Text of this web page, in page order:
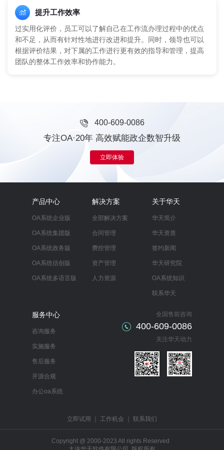
提升工作效率
过实用化评价，员工可以了解自己在工作流办理过程中的优点
和不足，从而有针对性地进行改进和提升。同时，领导也可以
根据评价结果，对下属的工作进行更有效的指导和管理，提高
团队的整体工作效率和协作能力。
400-609-0086
专注OA·20年 高效赋能政企数智升级
立即体验
产品中心
OA系统企业版
OA系统集团版
OA系统政务版
OA系统信创版
OA系统多语言版
解决方案
全部解决方案
合同管理
费控管理
资产管理
人力资源
关于华天
华天简介
华天资质
签约新闻
华天研究院
OA系统知识
联系华天
服务中心
咨询服务
实施服务
售后服务
开源合规
办公oa系统
全国售前咨询
400-609-0086
关注华天动力
立即试用 工作机会 联系我们
Copyright @ 2000-2023 All rights Reserved